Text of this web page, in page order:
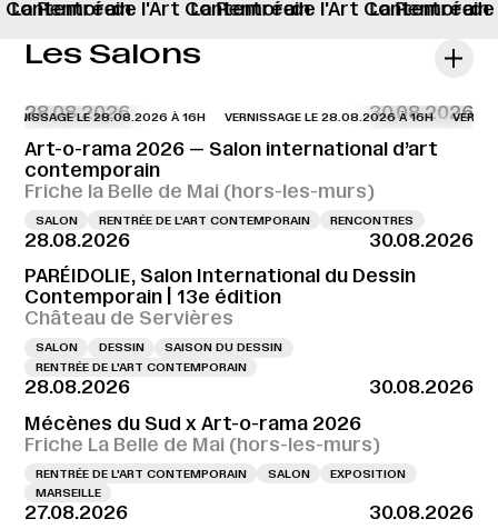
Contemorain
La Rentréede l'Art Contemorain
La Rentréede l'Art Contemorain
La Rentrée
Les Salons
28.08.2026 30.08.2026
LE 28.08.2026 À 16H VERNISSAGE LE 28.08.2026 À 16H
Art-o-rama 2026 — Salon international d’art
contemporain
Friche la Belle de Mai (hors-les-murs)
SALON RENTRÉE DE L'ART CONTEMPORAIN RENCONTRES
28.08.2026
30.08.2026
PARÉIDOLIE, Salon International du Dessin
Contemporain | 13e édition
Château de Servières
SALON DESSIN
SAISON DU DESSIN
RENTRÉE DE L'ART CONTEMPORAIN
28.08.2026
30.08.2026
Mécènes du Sud x Art-o-rama 2026
Friche La Belle de Mai (hors-les-murs)
RENTRÉE DE L'ART CONTEMPORAIN SALON
EXPOSITION
MARSEILLE
27.08.2026
30.08.2026